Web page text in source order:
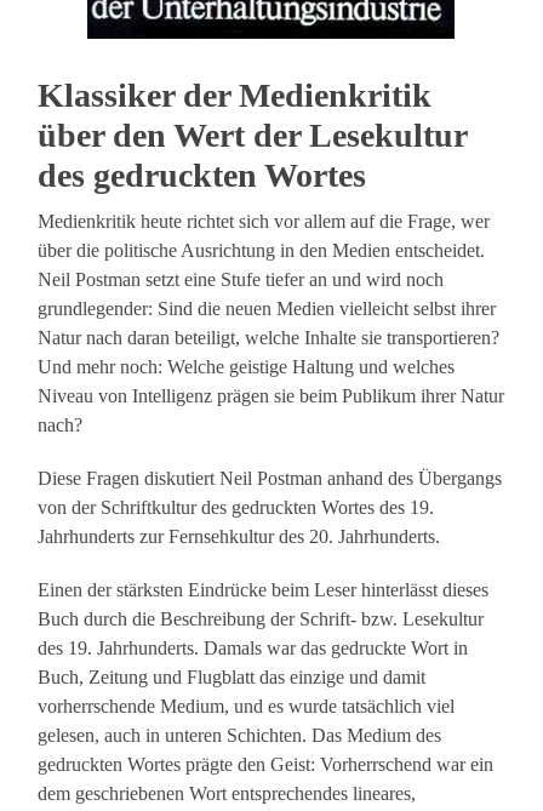
Klassiker der Medienkritik
über den Wert der Lesekultur
des gedruckten Wortes
Medienkritik heute richtet sich vor allem auf die Frage, wer
über die politische Ausrichtung in den Medien entscheidet.
Neil Postman setzt eine Stufe tiefer an und wird noch
grundlegender: Sind die neuen Medien vielleicht selbst ihrer
Natur nach daran beteiligt, welche Inhalte sie transportieren?
Und mehr noch: Welche geistige Haltung und welches
Niveau von Intelligenz prägen sie beim Publikum ihrer Natur
nach?
Diese Fragen diskutiert Neil Postman anhand des Übergangs
von der Schriftkultur des gedruckten Wortes des 19.
Jahrhunderts zur Fernsehkultur des 20. Jahrhunderts.
Einen der stärksten Eindrücke beim Leser hinterlässt dieses
Buch durch die Beschreibung der Schrift- bzw. Lesekultur
des 19. Jahrhunderts. Damals war das gedruckte Wort in
Buch, Zeitung und Flugblatt das einzige und damit
vorherrschende Medium, und es wurde tatsächlich viel
gelesen, auch in unteren Schichten. Das Medium des
gedruckten Wortes prägte den Geist: Vorherrschend war ein
dem geschriebenen Wort entsprechendes lineares,